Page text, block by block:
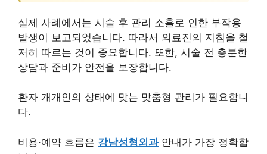
실제 사례에서는 시술 후 관리 소홀로 인한 부작용
발생이 보고되었습니다. 따라서 의료진의 지침을 철
저히 따르는 것이 중요합니다. 또한, 시술 전 충분한
상담과 준비가 안전을 보장합니다.
환자 개개인의 상태에 맞는 맞춤형 관리가 필요합니
다.
비용·예약 흐름은 강남성형외과안내가 가장 정확합